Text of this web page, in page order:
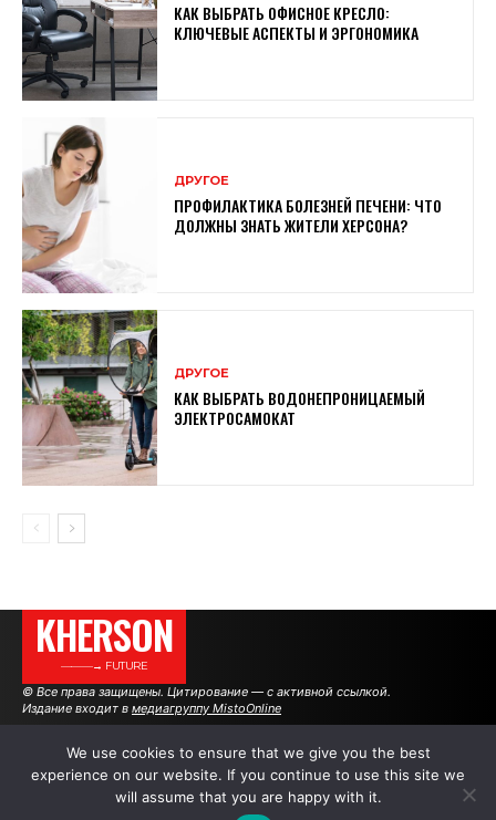
КАК ВЫБРАТЬ ОФИСНОЕ КРЕСЛО:
КЛЮЧЕВЫЕ АСПЕКТЫ И ЭРГОНОМИКА
ДРУГОЕ
ПРОФИЛАКТИКА БОЛЕЗНЕЙ ПЕЧЕНИ: ЧТО
ДОЛЖНЫ ЗНАТЬ ЖИТЕЛИ ХЕРСОНА?
ДРУГОЕ
КАК ВЫБРАТЬ ВОДОНЕПРОНИЦАЕМЫЙ
ЭЛЕКТРОСАМОКАТ
KHERSON
———→ FUTURE
© Все права защищены. Цитирование — с активной ссылкой.
Издание входит в медиагруппу MistoOnline
АВТОРЫ РЕКЛАМА НА САЙТЕ
We use cookies to ensure that we give you the best
experience on our website. If you continue to use this site we
will assume that you are happy with it.